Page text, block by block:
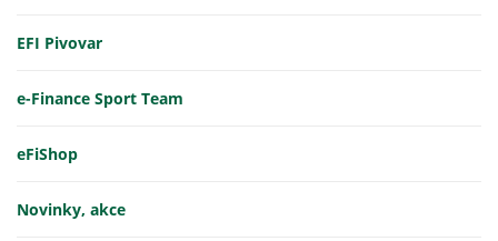
EFI Pivovar
e-Finance Sport Team
eFiShop
Novinky, akce